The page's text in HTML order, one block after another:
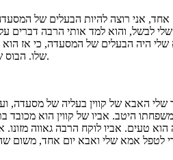
אחד, אני רוצה להיות הבעלים של
לבשל, ​​והוא למד אותי הרבה דברים על
היה הבעלים של המסעדה, כי אז הוא
שלו. הבוס שלו הוא גם די נורא לפעמים.
שלי האבא של קווין בעליה של מסעדה,
היטב. אביו של קווין הוא מכובד
הוא טעים. אביו לוקח הרבה גאווה
לטפל אמא שלי ואבא יום אחד, משום